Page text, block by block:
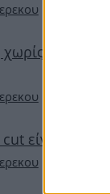
χωρίς να
είναι